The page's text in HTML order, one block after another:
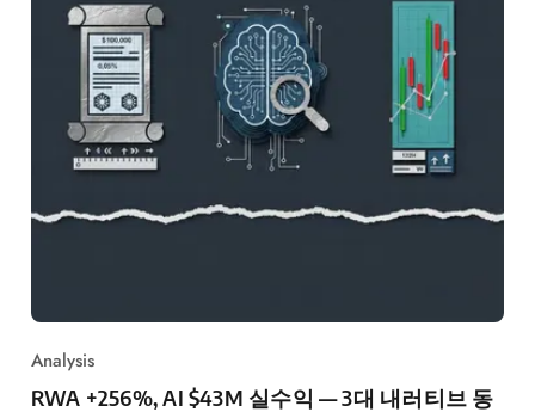
Analysis
RWA +256%, AI $43M 실수익 — 3대 내러티브 동